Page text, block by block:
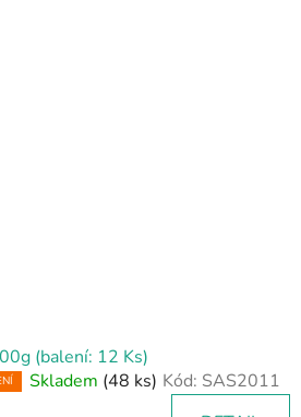
(balení: 12 Ks)
Skladem (48 ks) Kód: SAS2011